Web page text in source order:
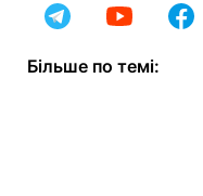
Більше по темі: